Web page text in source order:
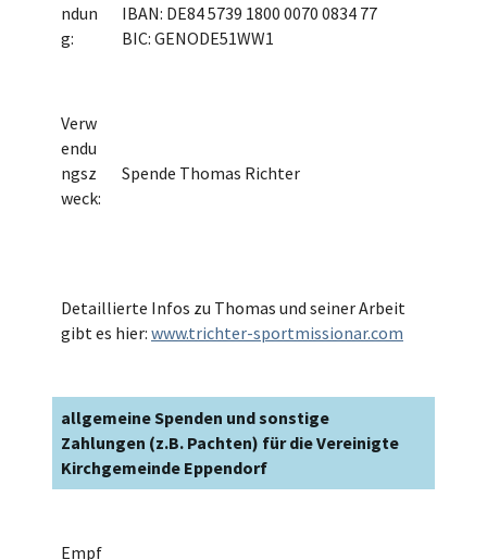
ndun
g:
IBAN: DE84 5739 1800 0070 0834 77
BIC: GENODE51WW1
Verw
endu
ngsz
weck:
Spende Thomas Richter
Detaillierte Infos zu Thomas und seiner Arbeit
gibt es hier: www.trichter-sportmissionar.com
allgemeine Spenden und sonstige
Zahlungen (z.B. Pachten) für die Vereinigte
Kirchgemeinde Eppendorf
Empf